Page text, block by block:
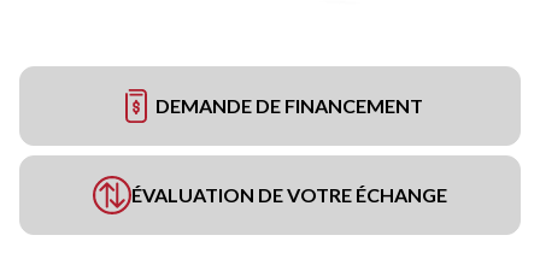
DEMANDE DE FINANCEMENT
ÉVALUATION DE VOTRE ÉCHANGE